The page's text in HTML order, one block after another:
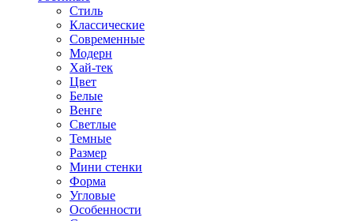
Стиль
Классические
Современные
Модерн
Хай-тек
Цвет
Белые
Венге
Светлые
Темные
Размер
Мини стенки
Форма
Угловые
Особенности